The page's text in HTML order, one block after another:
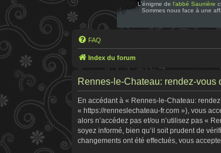
L'énigme de l'abbé Saunière
Sommes nous face à une
FAQ
Index du forum
Rennes-le-Chateau: rendez-vous
En accédant à « Rennes-le-Chateau:
« https://renneslechateau-fr.com »), vous
alors n’accédez pas et/ou n’utilisez pas «
soyez informé, bien qu’il soit prudent de
changements ont été effectués, vous